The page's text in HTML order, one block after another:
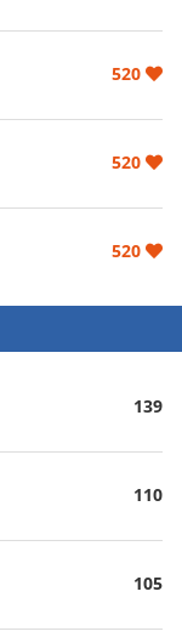
520
520
520
139
110
105